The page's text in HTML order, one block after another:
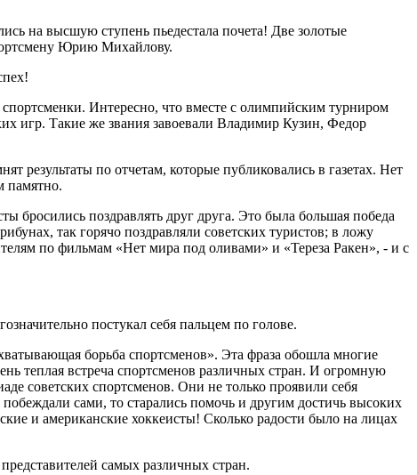
на высшую ступень пьедестала почета! Две золотые
Юрию Михайлову.
Интересно, что вместе с олимпийским турниром
игр. Такие же звания завоевали Владимир Кузин, Федор
результаты по отчетам, которые публиковались в газетах. Нет
памятно.
бросились поздравлять друг друга. Это была большая победа
так горячо поздравляли советских туристов; в ложу
по фильмам «Нет мира под оливами» и «Тереза Ракен», - и с
постукал себя пальцем по голове.
борьба спортсменов». Эта фраза обошла многие
теплая встреча спортсменов различных стран. И огромную
советских спортсменов. Они не только проявили себя
сами, то старались помочь и другим достичь высоких
и американские хоккеисты! Сколько радости было на лицах
самых различных стран.